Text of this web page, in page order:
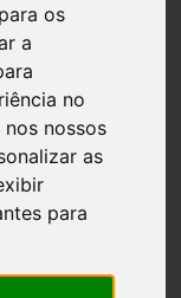
os
a
no
nossos
as
para